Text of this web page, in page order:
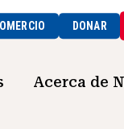
DONAR
Acerca de